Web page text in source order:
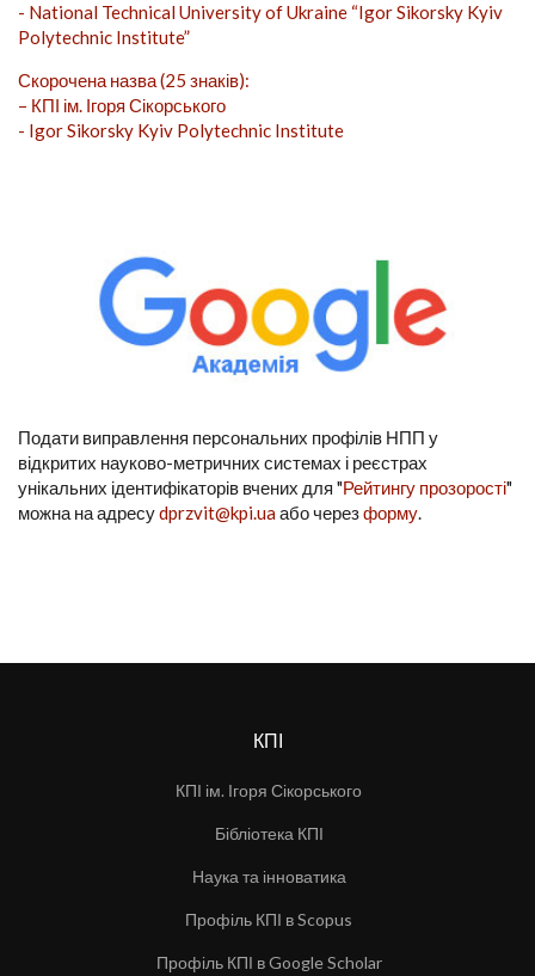
- National Technical University of Ukraine “Igor Sikorsky Kyiv
Polytechnic Institute”
Скорочена назва (25 знаків):
– КПІ ім. Ігоря Сікорського
- Igor Sikorsky Kyiv Polytechnic Institute
Подати виправлення персональних профілів НПП у
відкритих науково-метричних системах і реєстрах
унікальних ідентифікаторів вчених для "Рейтингу прозорості"
можна на адресуdprzvit@kpi.uaабо черезформу.
КПІ
КПІ ім. Ігоря Сікорського
Бібліотека КПІ
Наука та інноватика
Профіль КПІ в Scopus
Профіль КПІ в Google Scholar